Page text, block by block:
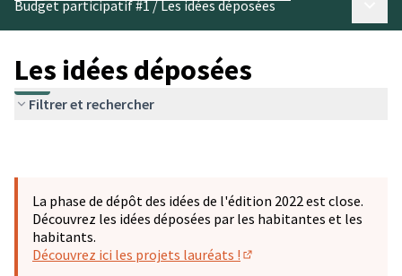
Budget participatif #1/Les idées déposées
Les idées déposées
Filtrer et rechercher
La phase de dépôt des idées de l'édition 2022 est close.
Découvrez les idées déposées par les habitantes et les
habitants.
Découvrez ici les projets lauréats !